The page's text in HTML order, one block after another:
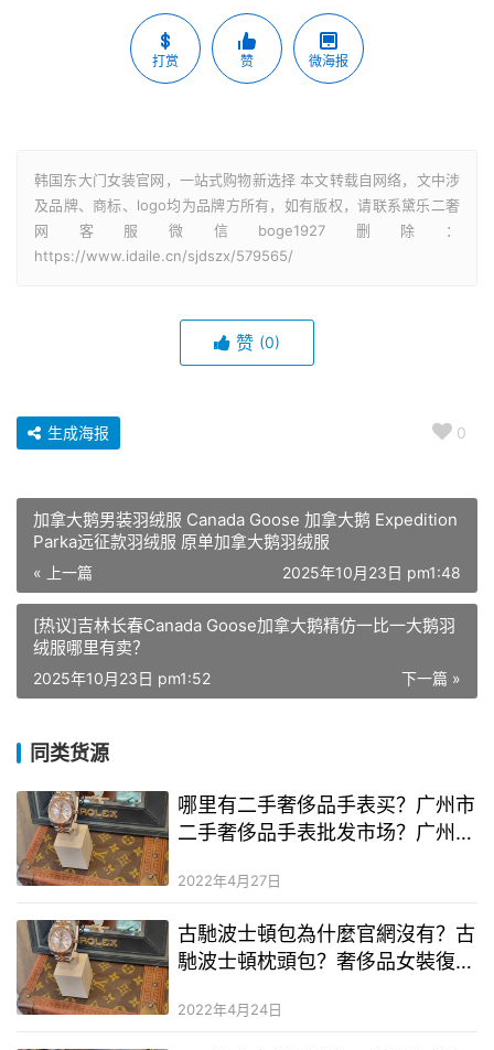
打赏 赞 微海报
韩国东大门女装官网，一站式购物新选择 本文转载自网络，文中涉
及品牌、商标、logo均为品牌方所有，如有版权，请联系黛乐二奢
网客服微信boge1927删除：
https://www.idaile.cn/sjdszx/579565/
赞 (0)
0
生成海报
加拿大鹅男装羽绒服 Canada Goose 加拿大鹅 Expedition
Parka远征款羽绒服 原单加拿大鹅羽绒服
« 上一篇 2025年10月23日 pm1:48
[热议]吉林长春Canada Goose加拿大鹅精仿一比一大鹅羽
绒服哪里有卖？
下一篇 »
2025年10月23日 pm1:52
同类货源
哪里有二手奢侈品手表买？广州市
二手奢侈品手表批发市场？广州哪
2022年4月27日
古馳波士頓包為什麼官網沒有？古
馳波士頓枕頭包？奢侈品女裝復刻
2022年4月24日